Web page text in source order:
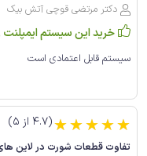
دکتر مرتضی قوچی آتش بیک
خرید این سیستم ایمپلنت
سیستم قابل اعتمادی است
(4.7 از 5)☆☆☆☆☆
تفاوت قطعات شورت در لاین